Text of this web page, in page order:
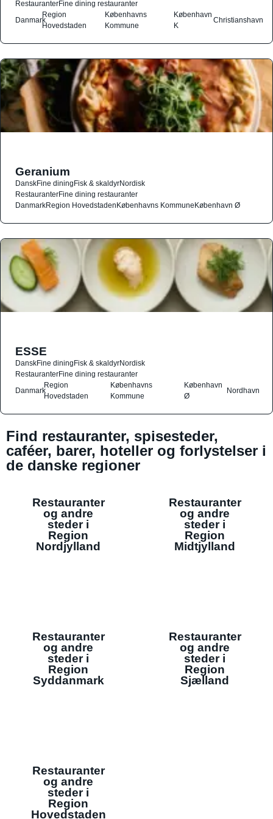
RestauranterFine dining restauranter
Danmark
Region
Hovedstaden
Københavns
Kommune
København
K
Christianshavn
Geranium
DanskFine diningFisk & skaldyrNordisk
RestauranterFine dining restauranter
DanmarkRegion HovedstadenKøbenhavns KommuneKøbenhavn Ø
ESSE
DanskFine diningFisk & skaldyrNordisk
RestauranterFine dining restauranter
Danmark
Region
Hovedstaden
Københavns
Kommune
København
Ø
Nordhavn
Find restauranter, spisesteder,
caféer, barer, hoteller og forlystelser i
de danske regioner
Restauranter
og andre
steder i
Region
Nordjylland
Restauranter
og andre
steder i
Region
Midtjylland
Restauranter
og andre
steder i
Region
Syddanmark
Restauranter
og andre
steder i
Region
Sjælland
Restauranter
og andre
steder i
Region
Hovedstaden